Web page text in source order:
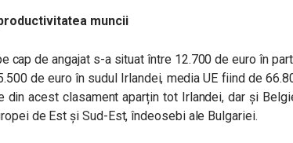
muncii
cap de angajat s-a situat între 12.700 de euro în
de euro în sudul Irlandei, media UE fiind de
din acest clasament aparțin tot Irlandei, dar și
de Est și Sud-Est, îndeosebi ale Bulgariei.